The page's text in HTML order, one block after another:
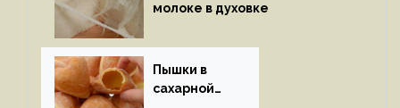
молоке в духовке
Пышки в
сахарной